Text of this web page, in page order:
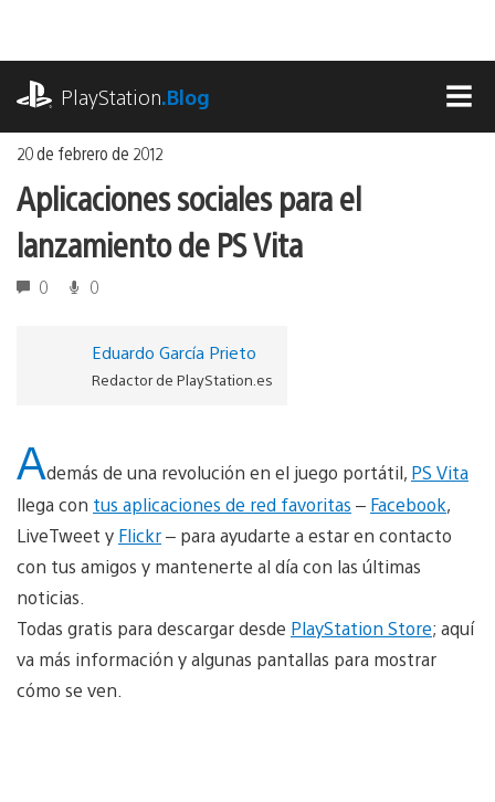
contenido
PlayStation.Blog
20 de febrero de 2012
Aplicaciones sociales para el
lanzamiento de PS Vita
0 0
Eduardo García Prieto
Redactor de PlayStation.es
Además de una revolución en el juego portátil, PS Vita
llega con tus aplicaciones de red favoritas – Facebook,
LiveTweet y Flickr– para ayudarte a estar en contacto
con tus amigos y mantenerte al día con las últimas
noticias.
Todas gratis para descargar desde PlayStation Store; aquí
va más información y algunas pantallas para mostrar
cómo se ven.